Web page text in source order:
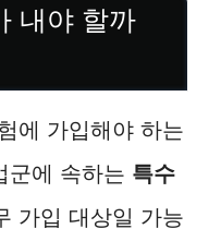
내야 할까
에 가입해야 하는
군에 속하는 특수
가입 대상일 가능